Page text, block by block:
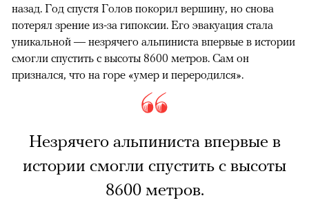
назад. Год спустя Голов покорил вершину, но снова
потерял зрение из-за гипоксии. Его эвакуация стала
уникальной — незрячего альпиниста впервые в истории
смогли спустить с высоты 8600 метров. Сам он
признался, что на горе «умер и переродился».
Незрячего альпиниста впервые в
истории смогли спустить с высоты
8600 метров.